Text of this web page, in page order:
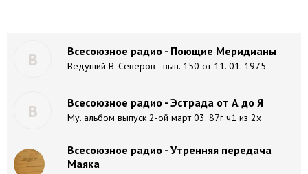
В Всесоюзное радио - Поющие Меридианы
Ведущий В. Северов - вып. 150 от 11. 01. 1975
В Всесоюзное радио - Эстрада от А до Я
Му. альбом выпуск 2-ой март 03. 87г ч1 из 2х
Всесоюзное радио - Утренняя передача
Маяка